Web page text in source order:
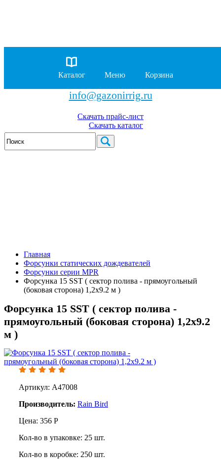
8 (929)
8 (929)
962-01-18
info@gazonirrig.ru
Скачать прайс-лист
Скачать каталог
Главная
Форсунки статических дождевателей
Форсунки серии MPR
Форсунка 15 SST ( сектор полива - прямоугольный
(боковая сторона) 1,2x9.2 м )
Форсунка 15 SST ( сектор полива -
прямоугольный (боковая сторона) 1,2x9.2
м )
Артикул: A47008
Производитель: Rain Bird
Цена: 356 Р
Кол-во в упаковке: 25 шт.
Кол-во в коробке: 250 шт.
Каталог Меню Корзина